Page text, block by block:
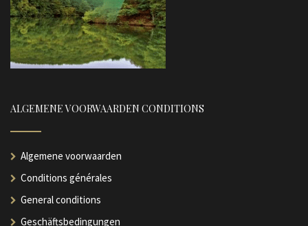
ALGEMENE VOORWAARDEN CONDITIONS
Algemene voorwaarden
Conditions générales
General conditions
Geschäftsbedingungen